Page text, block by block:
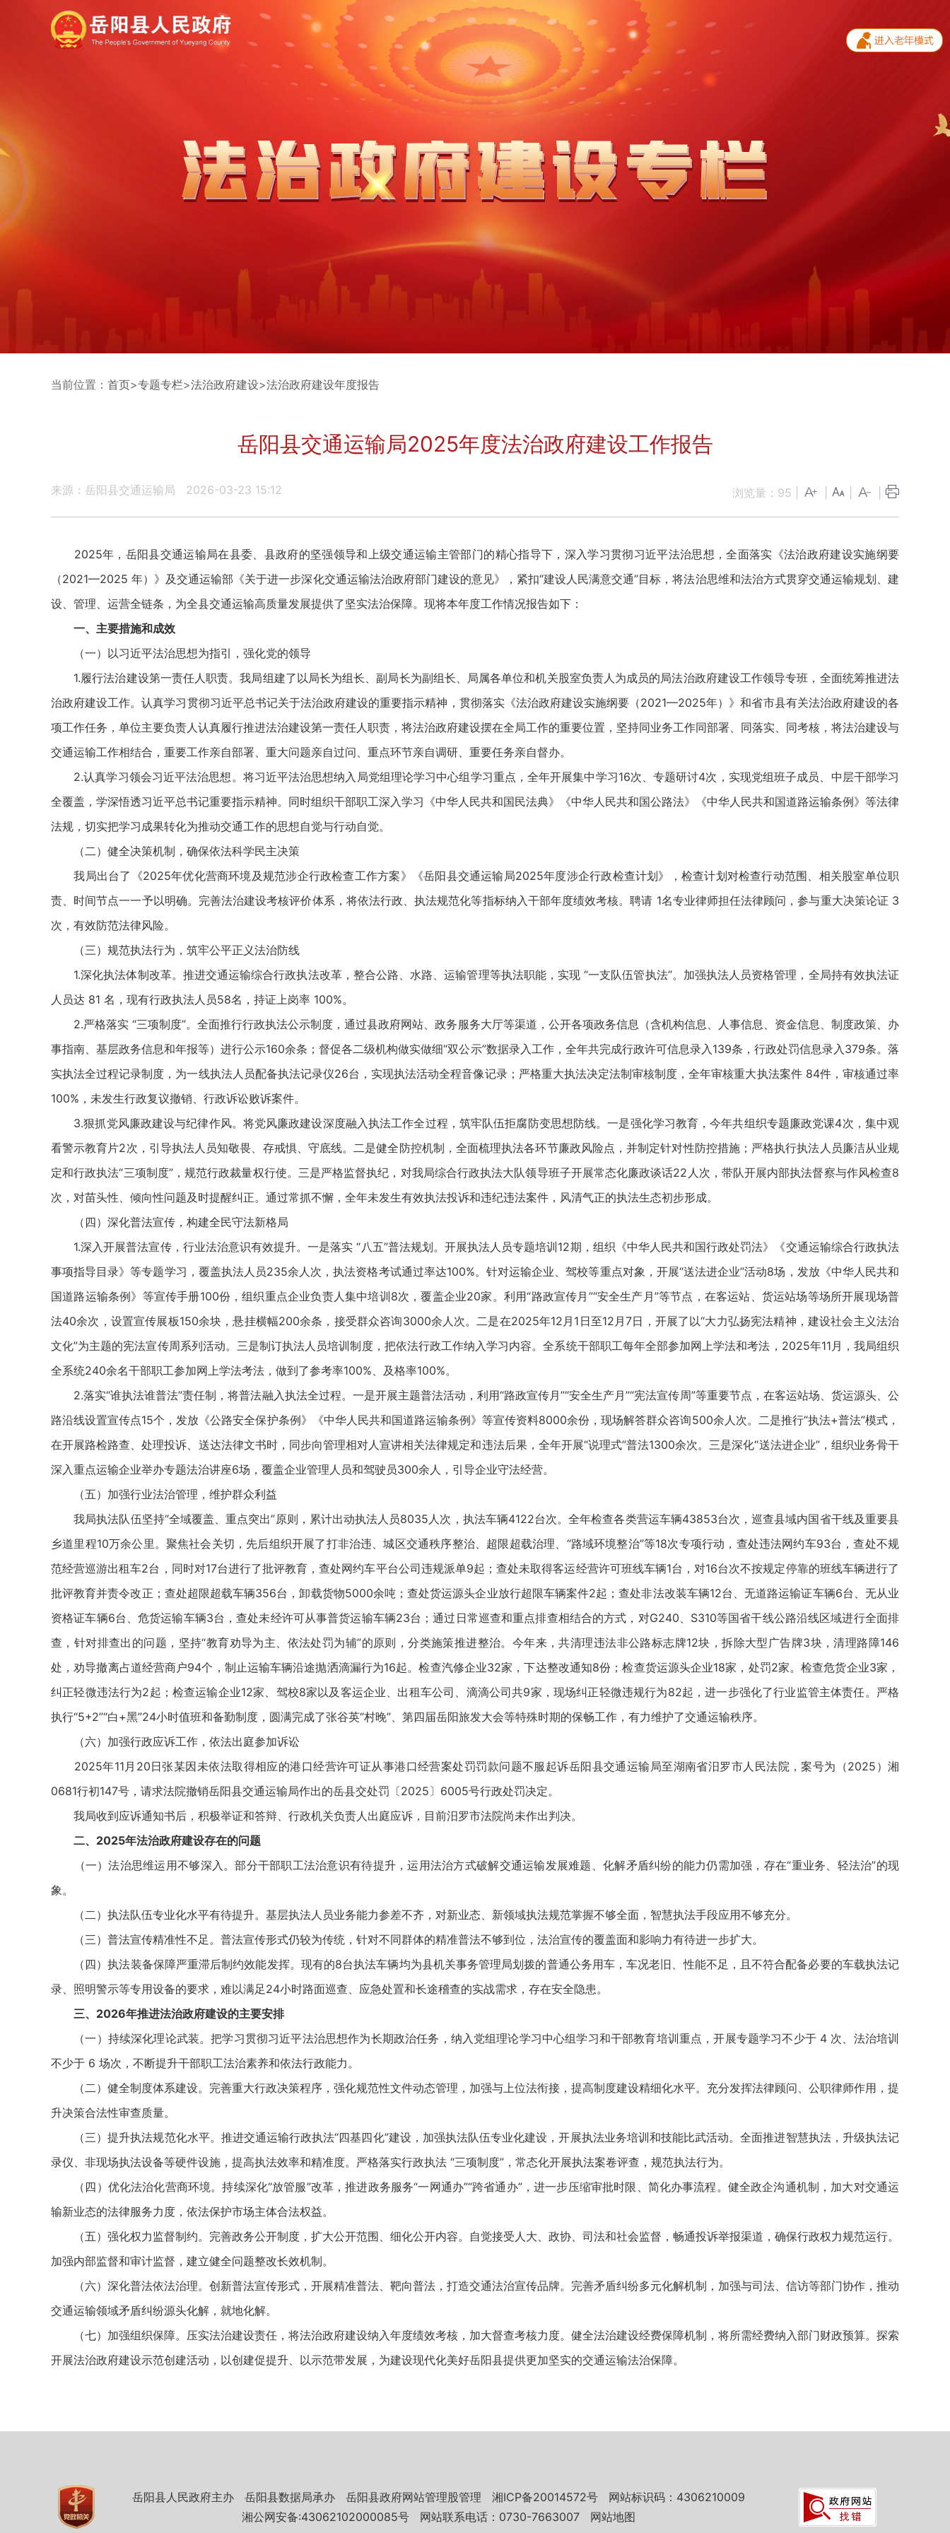
当前位置： 首页>专题专栏>法治政府建设>法治政府建设年度报告
岳阳县交通运输局2025年度法治政府建设工作报告
来源：岳阳县交通运输局 2026-03-23 15:12 浏览量： 95
2025年，岳阳县交通运输局在县委、县政府的坚强领导和上级交通运输主管部门的精心指导下，深入学习贯彻习近平法治思想，全面落实《法治政府建设实施纲要
（2021—2025 年）》及交通运输部《关于进一步深化交通运输法治政府部门建设的意见》，紧扣“建设人民满意交通”目标，将法治思维和法治方式贯穿交通运输规划、建
设、管理、运营全链条，为全县交通运输高质量发展提供了坚实法治保障。现将本年度工作情况报告如下：
一、主要措施和成效
（一）以习近平法治思想为指引，强化党的领导
1.履行法治建设第一责任人职责。我局组建了以局长为组长、副局长为副组长、局属各单位和机关股室负责人为成员的局法治政府建设工作领导专班，全面统筹推进法
治政府建设工作。认真学习贯彻习近平总书记关于法治政府建设的重要指示精神，贯彻落实《法治政府建设实施纲要（2021—2025年）》和省市县有关法治政府建设的各
项工作任务，单位主要负责人认真履行推进法治建设第一责任人职责，将法治政府建设摆在全局工作的重要位置，坚持同业务工作同部署、同落实、同考核，将法治建设与
交通运输工作相结合，重要工作亲自部署、重大问题亲自过问、重点环节亲自调研、重要任务亲自督办。
2.认真学习领会习近平法治思想。将习近平法治思想纳入局党组理论学习中心组学习重点，全年开展集中学习16次、专题研讨4次，实现党组班子成员、中层干部学习
全覆盖，学深悟透习近平总书记重要指示精神。同时组织干部职工深入学习《中华人民共和国民法典》《中华人民共和国公路法》《中华人民共和国道路运输条例》等法律
法规，切实把学习成果转化为推动交通工作的思想自觉与行动自觉。
（二）健全决策机制，确保依法科学民主决策
我局出台了《2025年优化营商环境及规范涉企行政检查工作方案》《岳阳县交通运输局2025年度涉企行政检查计划》，检查计划对检查行动范围、相关股室单位职
责、时间节点一一予以明确。完善法治建设考核评价体系，将依法行政、执法规范化等指标纳入干部年度绩效考核。聘请 1名专业律师担任法律顾问，参与重大决策论证 3
次，有效防范法律风险。
（三）规范执法行为，筑牢公平正义法治防线
1.深化执法体制改革。推进交通运输综合行政执法改革，整合公路、水路、运输管理等执法职能，实现 “一支队伍管执法”。加强执法人员资格管理，全局持有效执法证
人员达 81 名，现有行政执法人员58名，持证上岗率 100%。
2.严格落实 “三项制度”。全面推行行政执法公示制度，通过县政府网站、政务服务大厅等渠道，公开各项政务信息（含机构信息、人事信息、资金信息、制度政策、办
事指南、基层政务信息和年报等）进行公示160余条；督促各二级机构做实做细“双公示”数据录入工作，全年共完成行政许可信息录入139条，行政处罚信息录入379条。落
实执法全过程记录制度，为一线执法人员配备执法记录仪26台，实现执法活动全程音像记录；严格重大执法决定法制审核制度，全年审核重大执法案件 84件，审核通过率
100%，未发生行政复议撤销、行政诉讼败诉案件。
3.狠抓党风廉政建设与纪律作风。将党风廉政建设深度融入执法工作全过程，筑牢队伍拒腐防变思想防线。一是强化学习教育，今年共组织专题廉政党课4次，集中观
看警示教育片2次，引导执法人员知敬畏、存戒惧、守底线。二是健全防控机制，全面梳理执法各环节廉政风险点，并制定针对性防控措施；严格执行执法人员廉洁从业规
定和行政执法“三项制度”，规范行政裁量权行使。三是严格监督执纪，对我局综合行政执法大队领导班子开展常态化廉政谈话22人次，带队开展内部执法督察与作风检查8
次，对苗头性、倾向性问题及时提醒纠正。通过常抓不懈，全年未发生有效执法投诉和违纪违法案件，风清气正的执法生态初步形成。
（四）深化普法宣传，构建全民守法新格局
1.深入开展普法宣传，行业法治意识有效提升。一是落实 “八五”普法规划。开展执法人员专题培训12期，组织《中华人民共和国行政处罚法》《交通运输综合行政执法
事项指导目录》等专题学习，覆盖执法人员235余人次，执法资格考试通过率达100%。针对运输企业、驾校等重点对象，开展“送法进企业”活动8场，发放《中华人民共和
国道路运输条例》等宣传手册100份，组织重点企业负责人集中培训8次，覆盖企业20家。利用“路政宣传月”“安全生产月”等节点，在客运站、货运站场等场所开展现场普
法40余次，设置宣传展板150余块，悬挂横幅200余条，接受群众咨询3000余人次。二是在2025年12月1日至12月7日，开展了以“大力弘扬宪法精神，建设社会主义法治
文化”为主题的宪法宣传周系列活动。三是制订执法人员培训制度，把依法行政工作纳入学习内容。全系统干部职工每年全部参加网上学法和考法，2025年11月，我局组织
全系统240余名干部职工参加网上学法考法，做到了参考率100%、及格率100%。
2.落实“谁执法谁普法”责任制，将普法融入执法全过程。一是开展主题普法活动，利用“路政宣传月”“安全生产月”“宪法宣传周”等重要节点，在客运站场、货运源头、公
路沿线设置宣传点15个，发放《公路安全保护条例》《中华人民共和国道路运输条例》等宣传资料8000余份，现场解答群众咨询500余人次。二是推行“执法+普法”模式，
在开展路检路查、处理投诉、送达法律文书时，同步向管理相对人宣讲相关法律规定和违法后果，全年开展“说理式”普法1300余次。三是深化“送法进企业”，组织业务骨干
深入重点运输企业举办专题法治讲座6场，覆盖企业管理人员和驾驶员300余人，引导企业守法经营。
（五）加强行业法治管理，维护群众利益
我局执法队伍坚持“全域覆盖、重点突出”原则，累计出动执法人员8035人次，执法车辆4122台次。全年检查各类营运车辆43853台次，巡查县域内国省干线及重要县
乡道里程10万余公里。聚焦社会关切，先后组织开展了打非治违、城区交通秩序整治、超限超载治理、“路域环境整治”等18次专项行动，查处违法网约车93台，查处不规
范经营巡游出租车2台，同时对17台进行了批评教育，查处网约车平台公司违规派单9起；查处未取得客运经营许可班线车辆1台，对16台次不按规定停靠的班线车辆进行了
批评教育并责令改正；查处超限超载车辆356台，卸载货物5000余吨；查处货运源头企业放行超限车辆案件2起；查处非法改装车辆12台、无道路运输证车辆6台、无从业
资格证车辆6台、危货运输车辆3台，查处未经许可从事普货运输车辆23台；通过日常巡查和重点排查相结合的方式，对G240、S310等国省干线公路沿线区域进行全面排
查，针对排查出的问题，坚持“教育劝导为主、依法处罚为辅”的原则，分类施策推进整治。今年来，共清理违法非公路标志牌12块，拆除大型广告牌3块，清理路障146
处，劝导撤离占道经营商户94个，制止运输车辆沿途抛洒滴漏行为16起。检查汽修企业32家，下达整改通知8份；检查货运源头企业18家，处罚2家。检查危货企业3家，
纠正轻微违法行为2起；检查运输企业12家、驾校8家以及客运企业、出租车公司、滴滴公司共9家，现场纠正轻微违规行为82起，进一步强化了行业监管主体责任。严格
执行“5+2”“白+黑”24小时值班和备勤制度，圆满完成了张谷英“村晚”、第四届岳阳旅发大会等特殊时期的保畅工作，有力维护了交通运输秩序。
（六）加强行政应诉工作，依法出庭参加诉讼
2025年11月20日张某因未依法取得相应的港口经营许可证从事港口经营案处罚罚款问题不服起诉岳阳县交通运输局至湖南省汨罗市人民法院，案号为（2025）湘
0681行初147号，请求法院撤销岳阳县交通运输局作出的岳县交处罚〔2025〕6005号行政处罚决定。
我局收到应诉通知书后，积极举证和答辩、行政机关负责人出庭应诉，目前汨罗市法院尚未作出判决。
二、2025年法治政府建设存在的问题
（一）法治思维运用不够深入。部分干部职工法治意识有待提升，运用法治方式破解交通运输发展难题、化解矛盾纠纷的能力仍需加强，存在“重业务、轻法治”的现
象。
（二）执法队伍专业化水平有待提升。基层执法人员业务能力参差不齐，对新业态、新领域执法规范掌握不够全面，智慧执法手段应用不够充分。
（三）普法宣传精准性不足。普法宣传形式仍较为传统，针对不同群体的精准普法不够到位，法治宣传的覆盖面和影响力有待进一步扩大。
（四）执法装备保障严重滞后制约效能发挥。现有的8台执法车辆均为县机关事务管理局划拨的普通公务用车，车况老旧、性能不足，且不符合配备必要的车载执法记
录、照明警示等专用设备的要求，难以满足24小时路面巡查、应急处置和长途稽查的实战需求，存在安全隐患。
三、2026年推进法治政府建设的主要安排
（一）持续深化理论武装。把学习贯彻习近平法治思想作为长期政治任务，纳入党组理论学习中心组学习和干部教育培训重点，开展专题学习不少于 4 次、法治培训
不少于 6 场次，不断提升干部职工法治素养和依法行政能力。
（二）健全制度体系建设。完善重大行政决策程序，强化规范性文件动态管理，加强与上位法衔接，提高制度建设精细化水平。充分发挥法律顾问、公职律师作用，提
升决策合法性审查质量。
（三）提升执法规范化水平。推进交通运输行政执法“四基四化”建设，加强执法队伍专业化建设，开展执法业务培训和技能比武活动。全面推进智慧执法，升级执法记
录仪、非现场执法设备等硬件设施，提高执法效率和精准度。严格落实行政执法 “三项制度”，常态化开展执法案卷评查，规范执法行为。
（四）优化法治化营商环境。持续深化“放管服”改革，推进政务服务“一网通办”“跨省通办”，进一步压缩审批时限、简化办事流程。健全政企沟通机制，加大对交通运
输新业态的法律服务力度，依法保护市场主体合法权益。
（五）强化权力监督制约。完善政务公开制度，扩大公开范围、细化公开内容。自觉接受人大、政协、司法和社会监督，畅通投诉举报渠道，确保行政权力规范运行。
加强内部监督和审计监督，建立健全问题整改长效机制。
（六）深化普法依法治理。创新普法宣传形式，开展精准普法、靶向普法，打造交通法治宣传品牌。完善矛盾纠纷多元化解机制，加强与司法、信访等部门协作，推动
交通运输领域矛盾纠纷源头化解，就地化解。
（七）加强组织保障。压实法治建设责任，将法治政府建设纳入年度绩效考核，加大督查考核力度。健全法治建设经费保障机制，将所需经费纳入部门财政预算。探索
开展法治政府建设示范创建活动，以创建促提升、以示范带发展，为建设现代化美好岳阳县提供更加坚实的交通运输法治保障。
岳阳县人民政府主办 岳阳县数据局承办 岳阳县政府网站管理股管理 湘ICP备20014572号
网站标识码：4306210009
湘公网安备:43062102000085号
网站联系电话：0730-7663007 网站地图